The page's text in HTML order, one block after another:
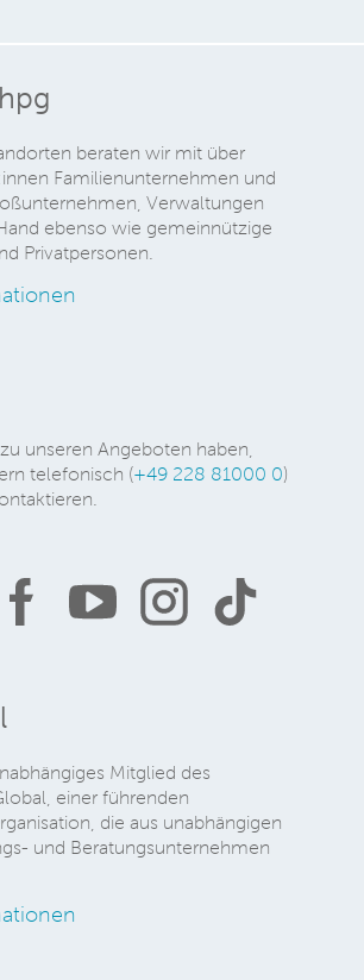
beraten wir mit über
Familienunternehmen und
Verwaltungen
ebenso wie gemeinnützige
Privatpersonen.
unseren Angeboten haben,
telefonisch (+49 228 81000 0)
Mitglied des
einer führenden
die aus unabhängigen
und Beratungsunternehmen